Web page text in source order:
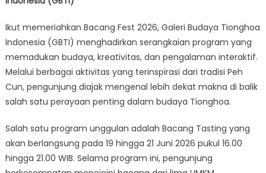
Ikut memeriahkan Bacang Fest 2026, Galeri Budaya Tionghoa
Indonesia (GBTI) menghadirkan serangkaian program yang
memadukan budaya, kreativitas, dan pengalaman interaktif.
Melalui berbagai aktivitas yang terinspirasi dari tradisi Peh
Cun, pengunjung diajak mengenal lebih dekat makna di balik
salah satu perayaan penting dalam budaya Tionghoa.
Salah satu program unggulan adalah Bacang Tasting yang
akan berlangsung pada 19 hingga 21 Juni 2026 pukul 16.00
hingga 21.00 WIB. Selama program ini, pengunjung